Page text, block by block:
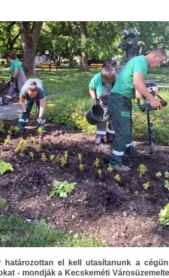
határozottan el kell utasítanunk a
- mondják a Kecskeméti